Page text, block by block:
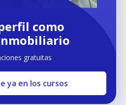
como
gratuitas
ya en los cursos